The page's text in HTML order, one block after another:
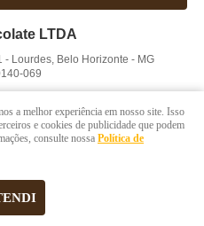
LTDA
- Lourdes, Belo Horizonte - MG
069
a melhor experiência em nosso site. Isso
e cookies de publicidade que podem
consulte nossa Política de